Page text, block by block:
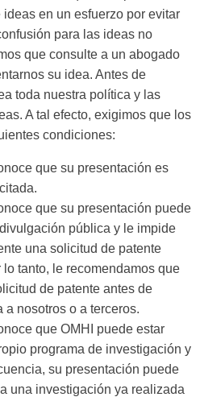
en un esfuerzo por evitar
para las ideas no
que consulte a un abogado
su idea. Antes de
toda nuestra política y las
A tal efecto, exigimos que los
condiciones:
que su presentación es
que su presentación puede
pública y le impide
una solicitud de patente
tanto, le recomendamos que
de patente antes de
nosotros o a terceros.
que OMHI puede estar
programa de investigación y
su presentación puede
una investigación ya realizada